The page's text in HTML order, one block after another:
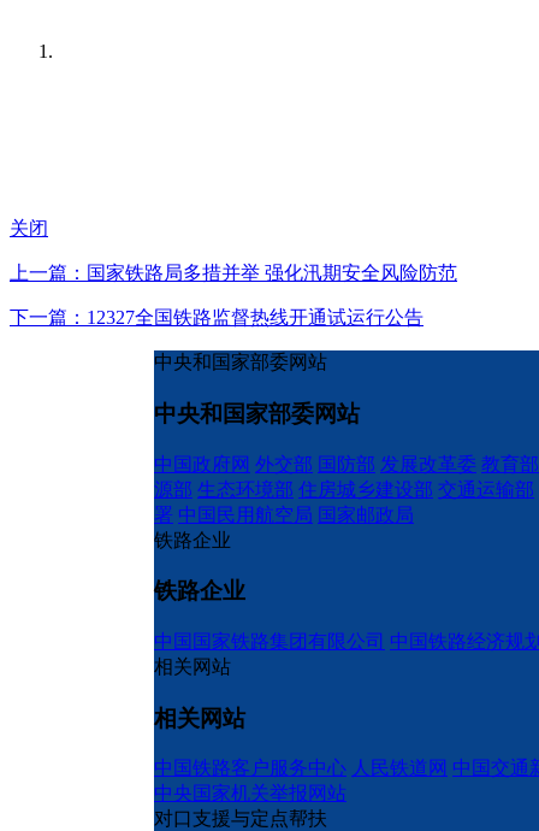
关闭
上一篇：国家铁路局多措并举 强化汛期安全风险防范
下一篇：12327全国铁路监督热线开通试运行公告
中央和国家部委网站
中央和国家部委网站
中国政府网 外交部 国防部 发展改革委 教育部
源部 生态环境部 住房城乡建设部 交通运输部
署 中国民用航空局 国家邮政局
铁路企业
铁路企业
中国国家铁路集团有限公司 中国铁路经济规
相关网站
相关网站
中国铁路客户服务中心 人民铁道网 中国交通
中央国家机关举报网站
对口支援与定点帮扶